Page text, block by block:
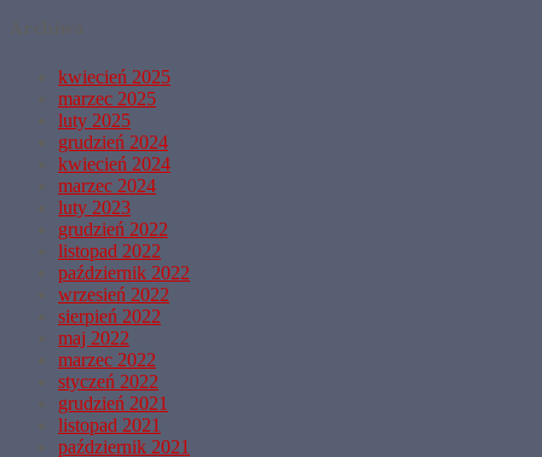
kwiecień 2025
marzec 2025
luty 2025
grudzień 2024
kwiecień 2024
marzec 2024
luty 2023
grudzień 2022
listopad 2022
październik 2022
wrzesień 2022
sierpień 2022
maj 2022
marzec 2022
styczeń 2022
grudzień 2021
listopad 2021
październik 2021